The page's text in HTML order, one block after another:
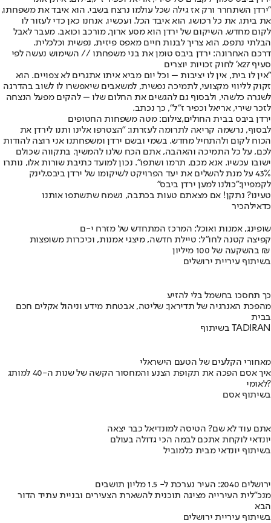
״ירדן השתחרר ורק אז גילה שכל עולמו נרצח בשבי. הוא איבד את משפחתו,
את ביתו, את כל רכושו, הוא איבד הכל. ועכשיו, אנחנו כאן כדי לעזור לו
לקום מחדש. השיקום של ירדן הוא מסע ארוך, מורכב וכואב. מעבר לאבל
הבלתי נתפס, הוא צריך לבנות חיים מאפס פיזית, נפשית וכלכלית.
דרכם האחרונה: ירדן ביבס טומן את בני משפחתו // השימוש נעשה לפי
סעיף 27א' לחוק זכויות יוצרים
"אין לו בית, אין לו יציבות – וכל יום מביא איתו אתגרים לא צפויים. הוא
זקוק לליווי מקצועי, לתמיכה נפשית, למשאבים שיאפשרו לו לשוב בהדרגה
לשגרה כלשהי, ולבסוף גם להגשים את החלום שלו – להקים מפעל הנצחה
לזכר שירי, אריאל וכפיר ז"ל״, כך נכתב.
ירדן ביבס בבית החולים,צילום: מטה משפחות החטופים
לבסוף, נרשמה קריאה לתרומה לעזרתו: ״הצטרפו אלינו ותנו לירדן את
הכוח לקום ולהתחיל מחדש. בשמי ובשם ירדן ומשפחתנו אני רוצה להודות
לכם, על כל התמיכה והאהבה, אתם הכח שלנו להמשיך. בתקווה שכולם
ישובו עכשיו. אנא מכם, תרמו ושתפו״. נכון למועד כתיבת שורות אלו, נותרו
43% על מנת להשלים את יעד הפרויקט לשיקומו של ירדן ביבס.
לינק
לקמפיין:"כולנו למען ירדן ביבס"
טעינו? נתקן! אם מצאתם טעות בכתבה, נשמח שתשתפו אותנו
כדאילהכיר
שופינג, אמנות ואוכל: המרכז המתחדש של מזרח י-ם
קפיצה קטנה לחו"ל: טיילת חדשה, מיצגי אמנות, וכיכרות משופצות
בהשקעה של 100 מיליון ₪
בשיתוף עיריית ירושלים
כך תחסכו בחשמל בלי להזיע
מהפכת האנרגיה של תדיראן: שליטה, אבטחת מידע וניהול אקלים חכם
בבית
בשיתוף TADIRAN
מאחורי הקלעים של הטעם הישראלי
איך אסם הפכה את תקופת הצנע והמחסור הקשה של שנות ה-40 למותג
לאומי?
בשיתוף אסם
אתם עוד לא שם? הטיסה למונדיאל כבר יצאה
יונדאי לוקחת אתכם לבמה הכי גדולה בעולם
בשיתוף יונדאי מבית כלמוביל
ירושלים 2040: העיר נערכת ל- 1.5 מליון תושבים
מנכ"לית העירייה מציגה תוכנית להשארת הצעירים ובניית עתיד הדור
הבא
בשיתוף עיריית ירושלים